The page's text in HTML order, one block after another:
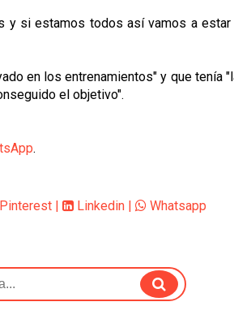
y si estamos todos así vamos a
en los entrenamientos" y que tenía
el objetivo".
.
Pinterest | Linkedin | Whatsapp